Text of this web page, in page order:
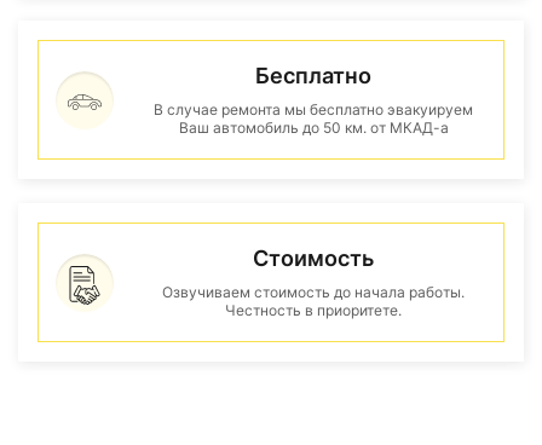
Бесплатно
В случае ремонта мы бесплатно эвакуируем
Ваш автомобиль до 50 км. от МКАД-а
Стоимость
Озвучиваем стоимость до начала работы.
Честность в приоритете.